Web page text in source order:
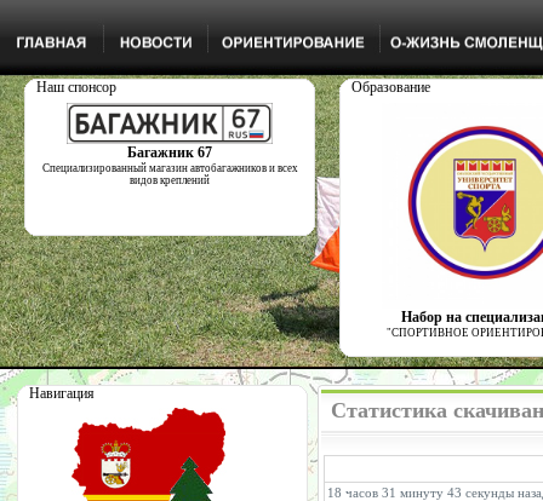
Наш спонсор
Багажник 67
Специализированный магазин автобагажников и всех
видов креплений
Образование
Набор на
"СПОРТИВНОЕ
Навигация
Статистика
18 часов 31 минуту 43 секунды